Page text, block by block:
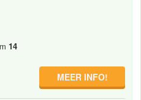
14
MEER INFO!